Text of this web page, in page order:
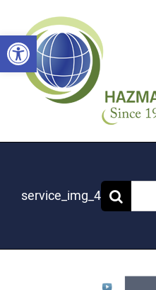
פתח
service_img_4